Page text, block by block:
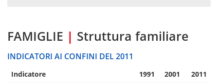
FAMIGLIE | Struttura familiare
INDICATORI AI CONFINI DEL 2011
Indicatore 1991 2001 2011